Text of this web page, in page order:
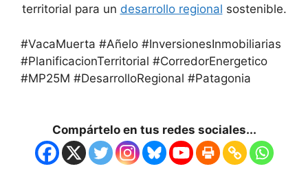
territorial para un desarrollo regional sostenible.
#VacaMuerta #Añelo #InversionesInmobiliarias
#PlanificacionTerritorial #CorredorEnergetico
#MP25M #DesarrolloRegional #Patagonia
Compártelo en tus redes sociales...